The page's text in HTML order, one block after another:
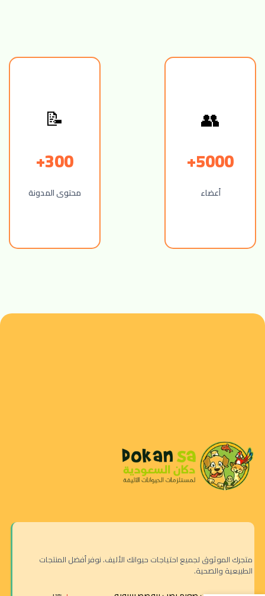
👥
5000+
أعضاء
📝
300+
محتوى المدونة
متجرك الموثوق لجميع احتياجات حيوانك الأليف. نوفر أفضل المنتجات
الطبيعية والصحية.
غير